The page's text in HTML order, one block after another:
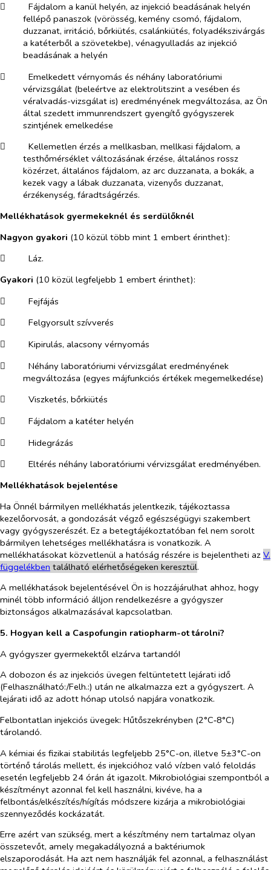
​
Fájdalom a kanül helyén, az injekció beadásának helyén
fellépő panaszok (vörösség, kemény csomó, fájdalom,
duzzanat, irritáció, bőrkiütés, csalánkiütés, folyadékszivárgás
a katéterből a szövetekbe), vénagyulladás az injekció
beadásának a helyén
​
Emelkedett vérnyomás és néhány laboratóriumi
vérvizsgálat (beleértve az elektrolitszint a vesében és
véralvadás-vizsgálat is) eredményének megváltozása, az Ön
által szedett immunrendszert gyengítő gyógyszerek
szintjének emelkedése
​
Kellemetlen érzés a mellkasban, mellkasi fájdalom, a
testhőmérséklet változásának érzése, általános rossz
közérzet, általános fájdalom, az arc duzzanata, a bokák, a
kezek vagy a lábak duzzanata, vizenyős duzzanat,
érzékenység, fáradtságérzés.
Mellékhatások gyermekeknél és serdülőknél
Nagyon gyakori (10 közül több mint 1 embert érinthet):
​
Láz.
Gyakori (10 közül legfeljebb 1 embert érinthet):
​
Fejfájás
​
Felgyorsult szívverés
​
Kipirulás, alacsony vérnyomás
​
Néhány laboratóriumi vérvizsgálat eredményének
megváltozása (egyes májfunkciós értékek megemelkedése)
​
Viszketés, bőrkiütés
​
Fájdalom a katéter helyén
​
Hidegrázás
​
Eltérés néhány laboratóriumi vérvizsgálat eredményében.
Mellékhatások bejelentése
Ha Önnél bármilyen mellékhatás jelentkezik, tájékoztassa
kezelőorvosát, a gondozását végző egészségügyi szakembert
vagy gyógyszerészét. Ez a betegtájékoztatóban fel nem sorolt
bármilyen lehetséges mellékhatásra is vonatkozik. A
mellékhatásokat közvetlenül a hatóság részére is bejelentheti az V.
függelékben található elérhetőségeken keresztül.
A mellékhatások bejelentésével Ön is hozzájárulhat ahhoz, hogy
minél több információ álljon rendelkezésre a gyógyszer
biztonságos alkalmazásával kapcsolatban.
5. Hogyan kell a Caspofungin ratiopharm-ot tárolni?
A gyógyszer gyermekektől elzárva tartandó!
A dobozon és az injekciós üvegen feltüntetett lejárati idő
(Felhasználható:/Felh.:) után ne alkalmazza ezt a gyógyszert. A
lejárati idő az adott hónap utolsó napjára vonatkozik.
Felbontatlan injekciós üvegek: Hűtőszekrényben (2°C‑8°C)
tárolandó.
A kémiai és fizikai stabilitás legfeljebb 25°C-on, illetve 5±3°C-on
történő tárolás mellett, és injekcióhoz való vízben való feloldás
esetén legfeljebb 24 órán át igazolt. Mikrobiológiai szempontból a
készítményt azonnal fel kell használni, kivéve, ha a
felbontás/elkészítés/hígítás módszere kizárja a mikrobiológiai
szennyeződés kockázatát.
Erre azért van szükség, mert a készítmény nem tartalmaz olyan
összetevőt, amely megakadályozná a baktériumok
elszaporodását. Ha azt nem használják fel azonnal, a felhasználást